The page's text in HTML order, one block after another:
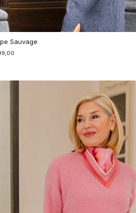
Sauvage